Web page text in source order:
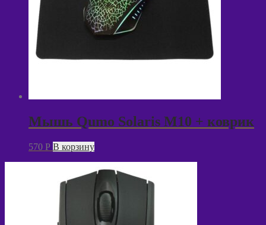
Мышь Qumo Solaris M10 + коврик
570 P В корзину